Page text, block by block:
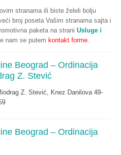
stranama ili biste želeli bolju
broj poseta Vašim stranama sajta i
paketa na strani Usluge i
nam se putem kontakt forme.
Beograd – Ordinacija
Z. Stević
Z. Stević, Knez Danilova 49-
Beograd – Ordinacija